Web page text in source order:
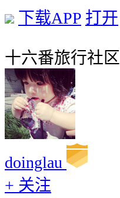
下载APP 打开
十六番旅行社区
doinglau
+ 关注